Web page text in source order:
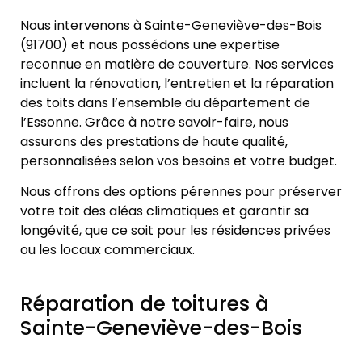
Nous intervenons à Sainte-Geneviève-des-Bois
(91700) et nous possédons une expertise
reconnue en matière de couverture. Nos services
incluent la rénovation, l’entretien et la réparation
des toits dans l’ensemble du département de
l’Essonne. Grâce à notre savoir-faire, nous
assurons des prestations de haute qualité,
personnalisées selon vos besoins et votre budget.
Nous offrons des options pérennes pour préserver
votre toit des aléas climatiques et garantir sa
longévité, que ce soit pour les résidences privées
ou les locaux commerciaux.
Réparation de toitures à
Sainte-Geneviève-des-Bois